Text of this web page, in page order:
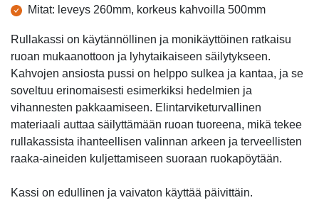
Mitat: leveys 260mm, korkeus kahvoilla 500mm
Rullakassi on käytännöllinen ja monikäyttöinen ratkaisu
ruoan mukaanottoon ja lyhytaikaiseen säilytykseen.
Kahvojen ansiosta pussi on helppo sulkea ja kantaa, ja se
soveltuu erinomaisesti esimerkiksi hedelmien ja
vihannesten pakkaamiseen. Elintarviketurvallinen
materiaali auttaa säilyttämään ruoan tuoreena, mikä tekee
rullakassista ihanteellisen valinnan arkeen ja terveellisten
raaka-aineiden kuljettamiseen suoraan ruokapöytään.
Kassi on edullinen ja vaivaton käyttää päivittäin.